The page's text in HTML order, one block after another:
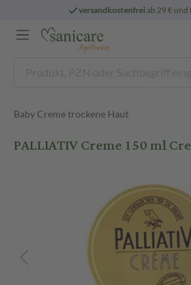
versandkostenfreiab 29 € und
Baby Creme trockene Haut
PALLIATIV Creme 150 ml